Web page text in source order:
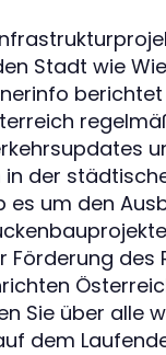
Stadt wie
der
es um den
Förderung des
Sie über alle
dem